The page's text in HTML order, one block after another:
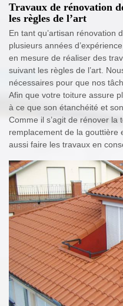
Travaux de rénovation
les règles de l’art
En tant qu’artisan rénovation
plusieurs années
en mesure de réaliser des
suivant les règles de l’art.
nécessaires pour que nos
Afin que votre toiture assure
à ce que son étanchéité et
Comme il s’agit de rénover la
remplacement de la gouttière
aussi faire les travaux en